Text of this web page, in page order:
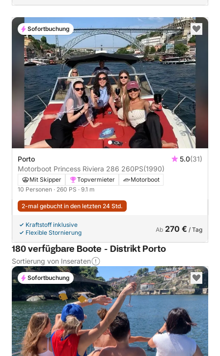
Porto 5.0(31)
Motorboot Princess Riviera 286 260PS(1990)
Mit Skipper Topvermieter
Motorboot
10 Personen · 260 PS · 9.1 m
2-mal gebucht in den letzten 24 Std.
Kraftstoff inklusive
Flexible Stornierung
Ab 270 € / Tag
Sofortbuchung
180 verfügbare Boote - Distrikt Porto
Sortierung von Inseraten
Sofortbuchung